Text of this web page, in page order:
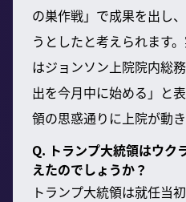
の巣作戦」で成果を出し
うとしたと考えられます
はジョンソン上院院内総
出を今月中に始める」と
領の思惑通りに上院が動き
Q. トランプ大統領はウク
えたのでしょうか？
トランプ大統領は就任当